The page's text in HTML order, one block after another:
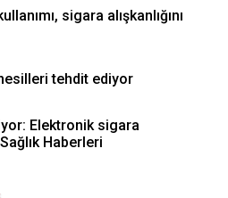
sigara alışkanlığını
tehdit ediyor
Elektronik sigara
Haberleri